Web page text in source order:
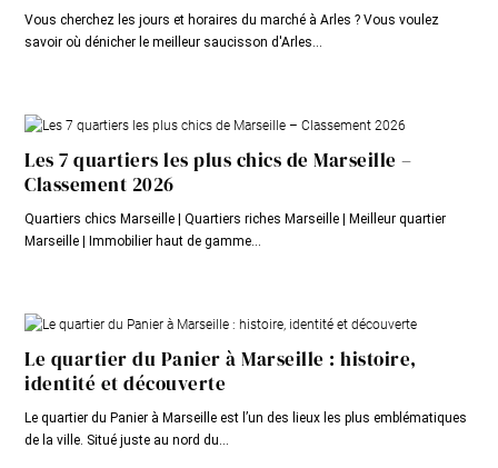
Vous cherchez les jours et horaires du marché à Arles ? Vous voulez
savoir où dénicher le meilleur saucisson d'Arles...
Les 7 quartiers les plus chics de Marseille –
Classement 2026
Quartiers chics Marseille | Quartiers riches Marseille | Meilleur quartier
Marseille | Immobilier haut de gamme...
Le quartier du Panier à Marseille : histoire,
identité et découverte
Le quartier du Panier à Marseille est l’un des lieux les plus emblématiques
de la ville. Situé juste au nord du...